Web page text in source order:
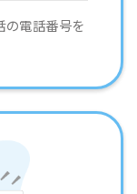
の電話番号を